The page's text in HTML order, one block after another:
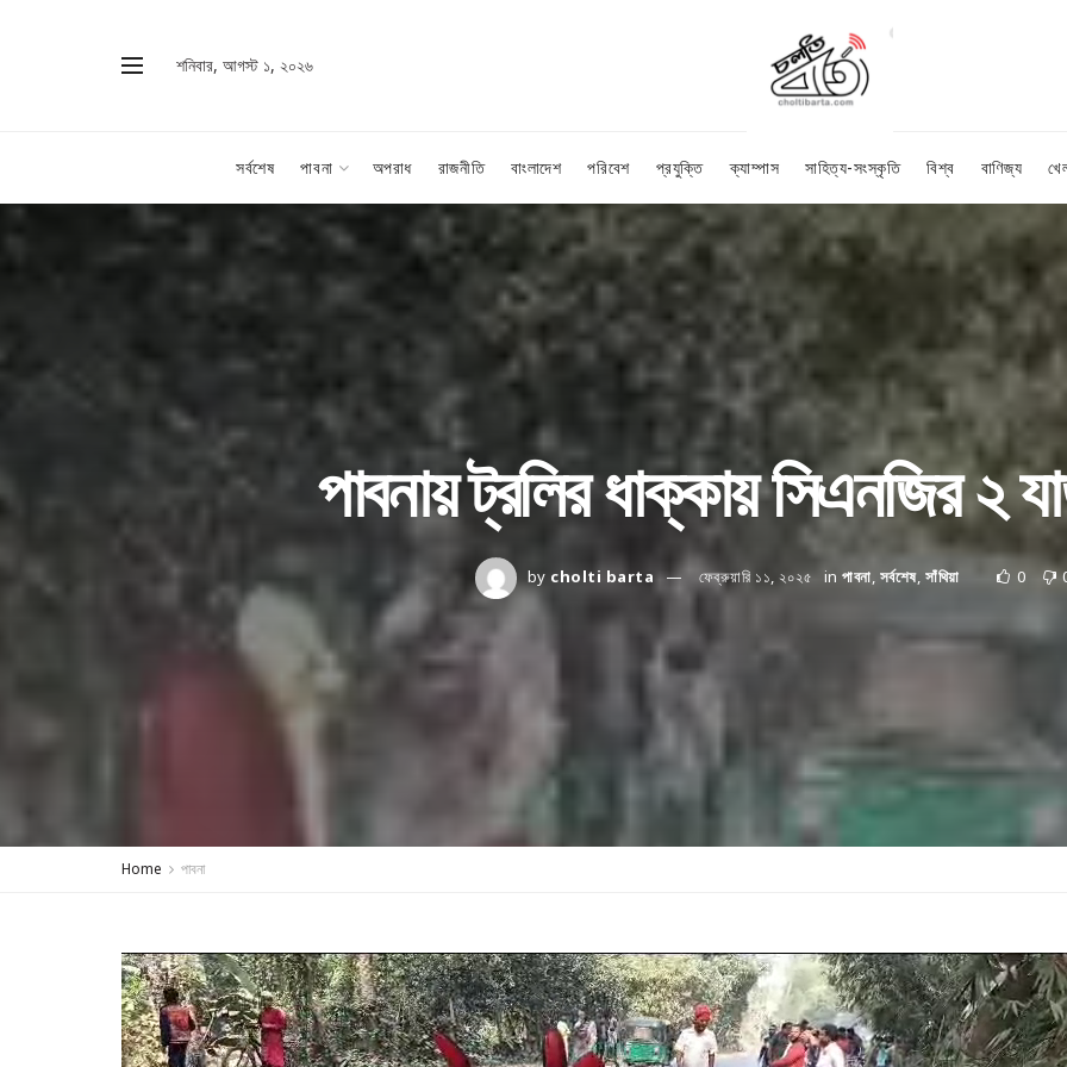
শনিবার, আগস্ট ১, ২০২৬
সর্বশেষ পাবনা অপরাধ রাজনীতি বাংলাদেশ পরিবেশ প্রযুক্তি ক্যাম্পাস সাহিত্য-সংস্কৃতি বিশ্ব বাণিজ্য
পাবনায় ট্রলির ধাক্কায় সিএনজির ২
by cholti barta ফেব্রুয়ারি ১১, ২০২৫ in পাবনা, সর্বশেষ,সাঁথিয়া 0
Home পাবনা